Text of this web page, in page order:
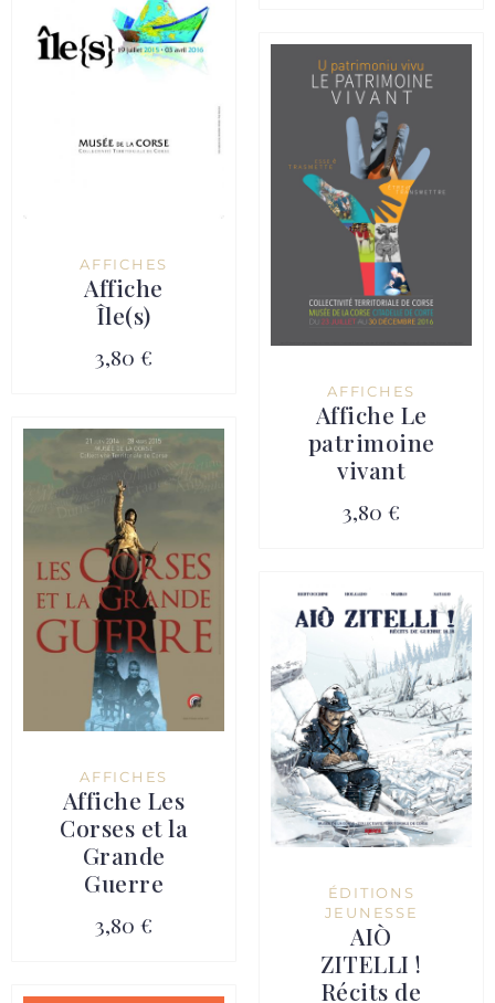
AFFICHES
Affiche
Île(s)
3,80 €
AFFICHES
Affiche Le
patrimoine
vivant
3,80 €
AFFICHES
Affiche Les
Corses et la
Grande
Guerre
3,80 €
ÉDITIONS
JEUNESSE
AIÒ
ZITELLI !
Récits de